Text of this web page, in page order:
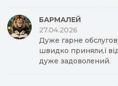
БАРМАЛЕЙ
27.04.2026
Дуже гарне
швидко приняли,і
дуже задоволений.